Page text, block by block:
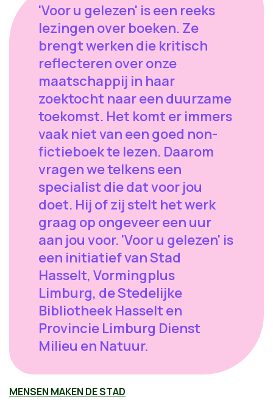
'Voor u gelezen' is een reeks
lezingen over boeken. Ze
brengt werken die kritisch
reflecteren over onze
maatschappij in haar
zoektocht naar een duurzame
toekomst. Het komt er immers
vaak niet van een goed non-
fictieboek te lezen. Daarom
vragen we telkens een
specialist die dat voor jou
doet. Hij of zij stelt het werk
graag op ongeveer een uur
aan jou voor. 'Voor u gelezen' is
een initiatief van Stad
Hasselt, Vormingplus
Limburg, de Stedelijke
Bibliotheek Hasselt en
Provincie Limburg Dienst
Milieu en Natuur.
MENSEN MAKEN DE STAD